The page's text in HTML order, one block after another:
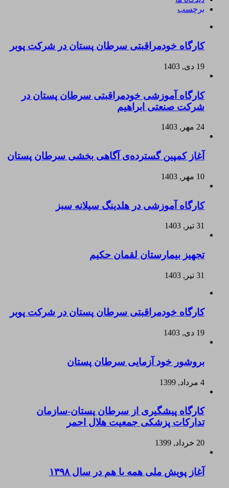
برچسب
کارگاه خودمراقبتی سرطان پستان در شرکت پوبر
19 دی, 1403
کارگاه آموزشی خودمراقبتی سرطان پستان در
شرکت صنعتی ابراهیم
24 مهر, 1403
آغاز کمپین گسترده‌ی آگاهی بخشی سرطان پستان
10 مهر, 1403
کارگاه آموزشی در هلدینگ سیلانه سبز
31 تیر, 1403
تجهیز بیمارستان لقمان حکیم
31 تیر, 1403
کارگاه خودمراقبتی سرطان پستان در شرکت پوبر
19 دی, 1403
بروشور خود آزمایی سرطان پستان
4 مرداد, 1399
کارگاه پیشگیری از سرطان پستان-سازمان
تدارکات پزشکی جمعیت هلال احمر
20 خرداد, 1399
آغاز پویش ملی همه با هم در سال ۱۳۹۸